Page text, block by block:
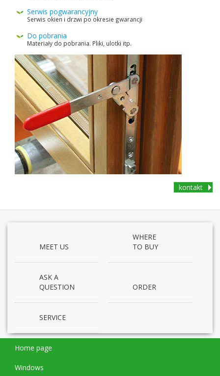
Ser­wis pog­waran­cyjny
Ser­wis okien i drzwi po okre­sie gwarancji
Do pobra­nia
Mate­ri­ały do pobra­nia. Pliki, ulotki itp.
kon­takt
MEET US
WHERE
TO BUY
ASK A
QUESTION
ORDER
SERVICE
Home page
Windows